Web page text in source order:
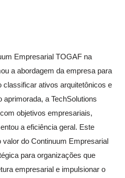
Empresarial TOGAF na
a abordagem da empresa para
classificar ativos arquitetônicos e
a TechSolutions
objetivos empresariais,
a eficiência geral. Este
do Continuum Empresarial
para organizações que
empresarial e impulsionar o